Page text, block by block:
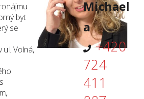
byt
se
ul. Volná,
Michael
a
+420
724
411